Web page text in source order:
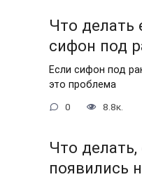
Что делать
сифон под
Если сифон под
это проблема
0 8.8к.
Что
появились